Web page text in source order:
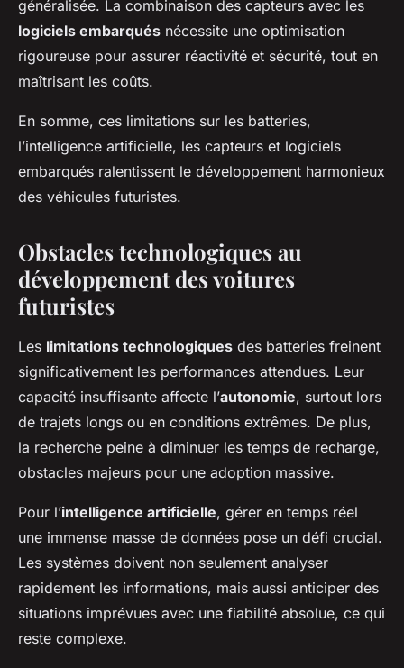
généralisée. La combinaison des capteurs avec les
logiciels embarqués nécessite une optimisation
rigoureuse pour assurer réactivité et sécurité, tout en
maîtrisant les coûts.
En somme, ces limitations sur les batteries,
l’intelligence artificielle, les capteurs et logiciels
embarqués ralentissent le développement harmonieux
des véhicules futuristes.
Obstacles technologiques au
développement des voitures
futuristes
Les limitations technologiques des batteries freinent
significativement les performances attendues. Leur
capacité insuffisante affecte l’autonomie, surtout lors
de trajets longs ou en conditions extrêmes. De plus,
la recherche peine à diminuer les temps de recharge,
obstacles majeurs pour une adoption massive.
Pour l’intelligence artificielle, gérer en temps réel
une immense masse de données pose un défi crucial.
Les systèmes doivent non seulement analyser
rapidement les informations, mais aussi anticiper des
situations imprévues avec une fiabilité absolue, ce qui
reste complexe.